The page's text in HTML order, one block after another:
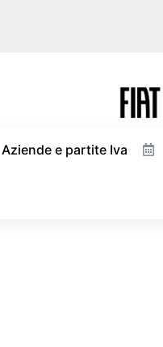
Aziende e partite Iva